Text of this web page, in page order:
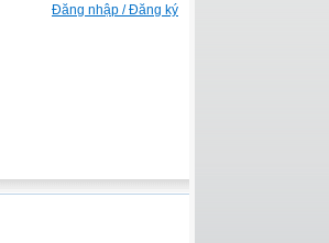
Đăng nhập / Đăng ký